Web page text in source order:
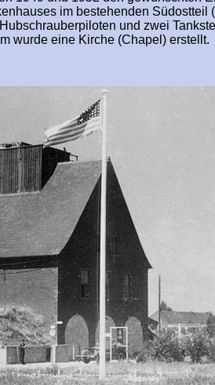
im bestehenden Südostteil
und zwei
wurde eine Kirche (Chapel) erstellt.